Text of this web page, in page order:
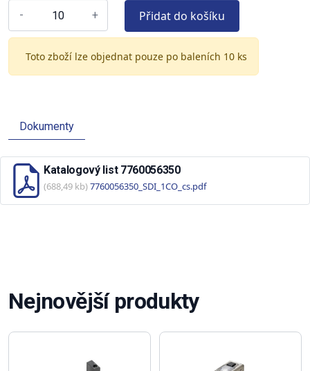
- + Přidat do košíku
Toto zboží lze objednat pouze po baleních 10 ks
Dokumenty
Katalogový list 7760056350
(688,49 kb)7760056350_SDI_1CO_cs.pdf
Nejnovější produkty